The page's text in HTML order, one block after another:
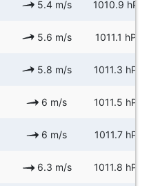
5.4 m/s 1010.9 hPa
5.6 m/s 1011.1 hPa
5.8 m/s 1011.3 hPa
6 m/s 1011.5 hPa
6 m/s 1011.7 hPa
6.3 m/s 1011.8 hPa